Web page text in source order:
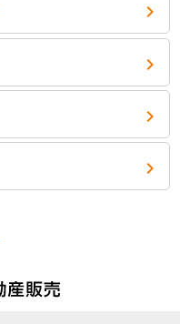



